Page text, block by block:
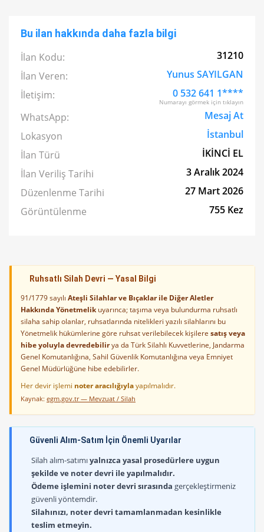
Bu ilan hakkında daha fazla bilgi
İlan Kodu:
31210
İlan Veren:
Yunus SAYILGAN
İletişim:
0 532 641 1****
Numarayı görmek için tıklayın
WhatsApp:
Mesaj At
Lokasyon
İstanbul
İlan Türü
İKİNCİ EL
İlan Veriliş Tarihi
3 Aralık 2024
Düzenlenme Tarihi
27 Mart 2026
Görüntülenme
755 Kez
Ruhsatlı Silah Devri — Yasal Bilgi
91/1779 sayılı Ateşli Silahlar ve Bıçaklar ile Diğer Aletler
Hakkında Yönetmelikuyarınca; taşıma veya bulundurma ruhsatlı
silaha sahip olanlar, ruhsatlarında nitelikleri yazılı silahlarını bu
Yönetmelik hükümlerine göre ruhsat verilebilecek kişilere satış veya
hibe yoluyla devredebilirya da Türk Silahlı Kuvvetlerine, Jandarma
Genel Komutanlığına, Sahil Güvenlik Komutanlığına veya Emniyet
Genel Müdürlüğüne hibe edebilirler.
Her devir işlemi noter aracılığıylayapılmalıdır.
Kaynak: egm.gov.tr — Mevzuat / Silah
Güvenli Alım-Satım İçin Önemli Uyarılar
Silah alım-satımıyalnızca yasal prosedürlere uygun
şekilde ve noter devri ile yapılmalıdır.
Ödeme işlemini noter devri sırasında gerçekleştirmeniz
güvenli yöntemdir.
Silahınızı, noter devri tamamlanmadan kesinlikle
teslim etmeyin.